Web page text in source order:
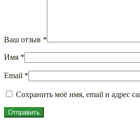
Ваш отзыв *
Имя *
Email *
Сохранить моё имя, email и адрес